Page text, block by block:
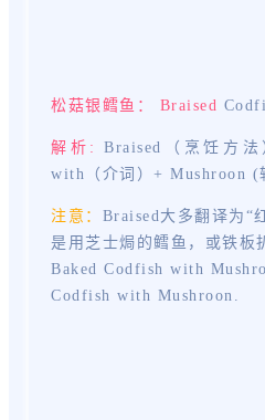
松菇银鳕鱼： Braised
解析:Braised（烹饪方
with（介词）+ Mushroon (
注意 ： Braised大多翻译为 “
是用芝士焗的鳕鱼，或铁板
Baked Codfish with
Codfish with Mushroon .